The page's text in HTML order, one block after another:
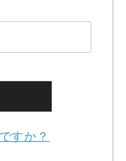
すか？